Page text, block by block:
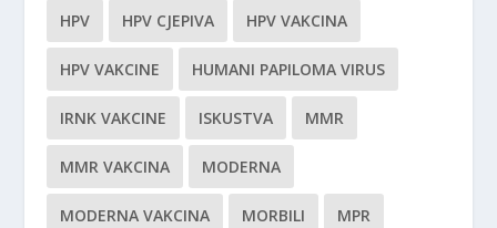
HPV HPV CJEPIVA HPV VAKCINA
HPV VAKCINE HUMANI PAPILOMA VIRUS
IRNK VAKCINE ISKUSTVA MMR
MMR VAKCINA MODERNA
MODERNA VAKCINA MORBILI MPR